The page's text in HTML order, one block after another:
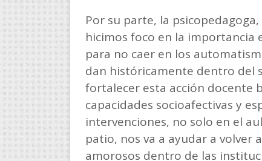
Por su parte, la
hicimos foco en la importancia
para no caer en los
dan históricamente dentro del
fortalecer esta acción docente
capacidades socioafectivas y
intervenciones, no solo en el
patio, nos va a ayudar a volver
amorosos dentro de las